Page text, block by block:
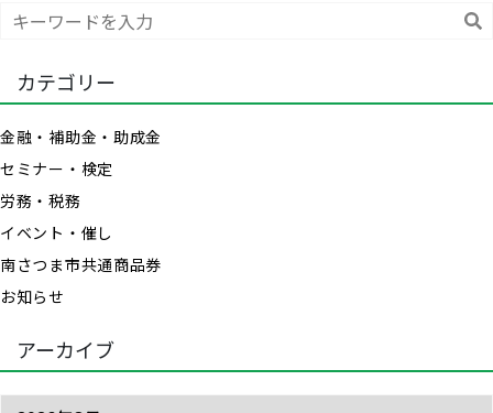
カテゴリー
金融・補助金・助成金
セミナー・検定
労務・税務
イベント・催し
南さつま市共通商品券
お知らせ
アーカイブ